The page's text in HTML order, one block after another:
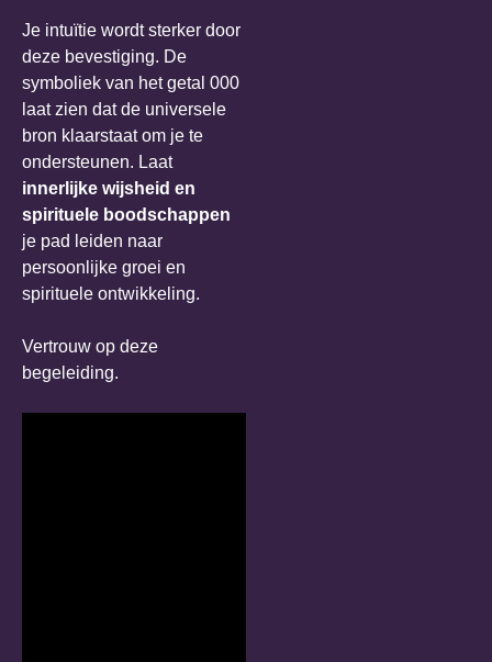
Je intuïtie wordt sterker door
deze bevestiging. De
symboliek van het getal 000
laat zien dat de universele
bron klaarstaat om je te
ondersteunen. Laat
innerlijke wijsheid en
spirituele boodschappen
je pad leiden naar
persoonlijke groei en
spirituele ontwikkeling.
Vertrouw op deze
begeleiding.